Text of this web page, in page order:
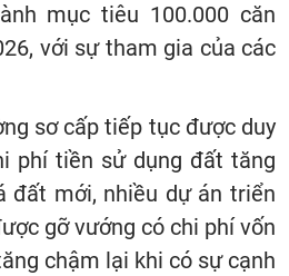
mục tiêu 100.000 căn
với sự tham gia của các
sơ cấp tiếp tục được duy
phí tiền sử dụng đất tăng
đất mới, nhiều dự án triển
gỡ vướng có chi phí vốn
chậm lại khi có sự cạnh